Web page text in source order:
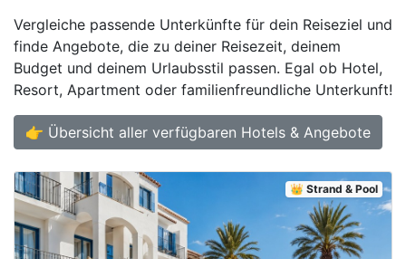
Vergleiche passende Unterkünfte für dein Reiseziel und
finde Angebote, die zu deiner Reisezeit, deinem
Budget und deinem Urlaubsstil passen. Egal ob Hotel,
Resort, Apartment oder familienfreundliche Unterkunft!
👉 Übersicht aller verfügbaren Hotels & Angebote
👑 Strand & Pool